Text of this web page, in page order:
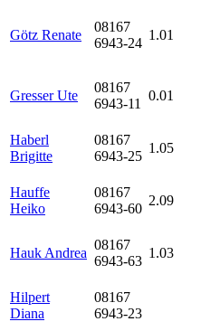
Götz Renate
08167
6943-24
1.01
Gresser Ute
08167
6943-11
0.01
Haberl
Brigitte
08167
6943-25
1.05
Hauffe
Heiko
08167
6943-60
2.09
Hauk Andrea
08167
6943-63
1.03
Hilpert
Diana
08167
6943-23